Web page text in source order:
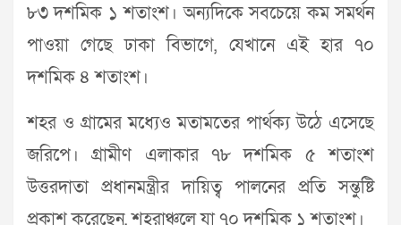
৮৩ দশমিক ১ শতাংশ। অন্যদিকে সবচেয়ে কম সমর্থন
পাওয়া গেছে ঢাকা বিভাগে, যেখানে এই হার ৭০
দশমিক ৪ শতাংশ।
শহর ও গ্রামের মধ্যেও মতামতের পার্থক্য উঠে এসেছে
জরিপে। গ্রামীণ এলাকার ৭৮ দশমিক ৫ শতাংশ
উত্তরদাতা প্রধানমন্ত্রীর দায়িত্ব পালনের প্রতি সন্তুষ্টি
প্রকাশ করেছেন, শহরাঞ্চলে যা ৭০ দশমিক ১ শতাংশ।